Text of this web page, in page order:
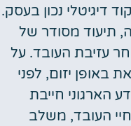
דיגיטלי נכון בעסק.
תיעוד מסודר של
עזיבת העובד. על
באופן יזום, לפני
הארגוני חייבת
העובד, משלב